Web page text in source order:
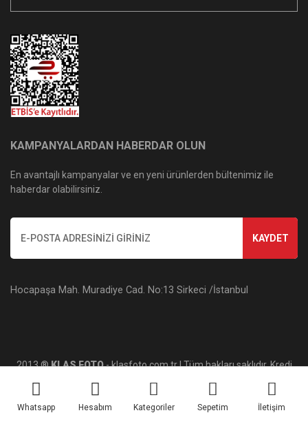
Whatsapp Hesabım Kategoriler Sepetim İletişim
KAMPANYALARDAN HABERDAR OLUN
En avantajlı kampanyalar ve en yeni ürünlerden bültenimiz ile
haberdar olabilirsiniz.
KAYDET
Hocapaşa Mah. Muradiye Cad. No:13 Sirkeci /İstanbul
2013 ®KLAS FOTO- klasfoto.com.tr | Tüm hakları saklıdır. Kredi